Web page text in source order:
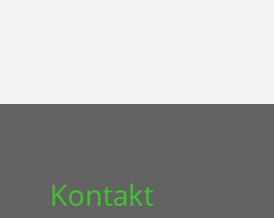
Kontakt